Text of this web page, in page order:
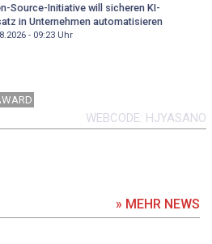
Source-Initiative will sicheren KI-
in Unternehmen automatisieren
- 09:23Uhr
WEBCODE HJYASANO
» MEHR NEWS